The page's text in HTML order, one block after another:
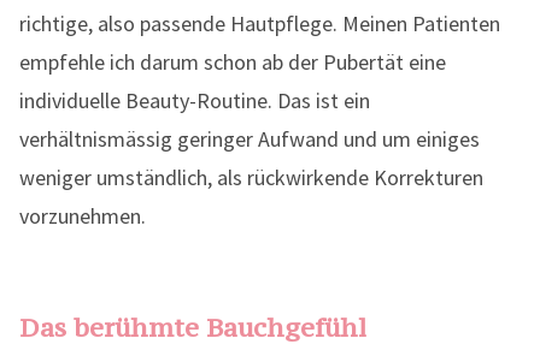
richtige, also passende Hautpflege. Meinen Patienten
empfehle ich darum schon ab der Pubertät eine
individuelle Beauty-Routine. Das ist ein
verhältnismässig geringer Aufwand und um einiges
weniger umständlich, als rückwirkende Korrekturen
vorzunehmen.
Das berühmte Bauchgefühl